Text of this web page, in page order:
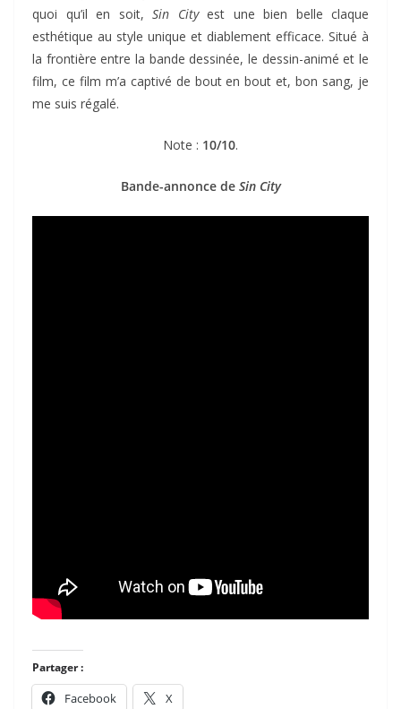
quoi qu’il en soit, Sin Cityest une bien belle claque
esthétique au style unique et diablement efficace. Situé à
la frontière entre la bande dessinée, le dessin-animé et le
film, ce film m’a captivé de bout en bout et, bon sang, je
me suis régalé.
Note : 10/10.
Bande-annonce de Sin City
Partager :
Facebook X